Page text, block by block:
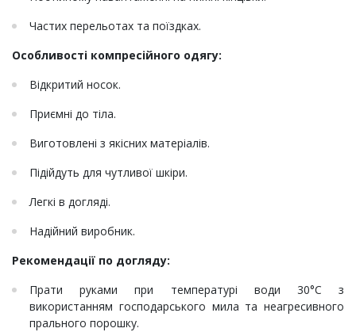
Частих перельотах та поїздках.
Особливості компресійного одягу:
Відкритий носок.
Приємні до тіла.
Виготовлені з якісних матеріалів.
Підійдуть для чутливої шкіри.
Легкі в догляді.
Надійний виробник.
Рекомендації по догляду:
Прати руками при температурі води 30°С з
використанням господарського мила та неагресивного
прального порошку.